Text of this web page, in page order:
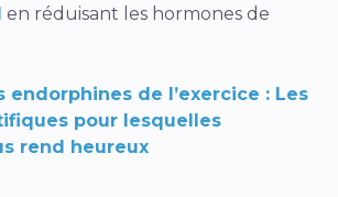
en réduisant les hormones de
endorphines de l’exercice : Les
pour lesquelles
rend heureux